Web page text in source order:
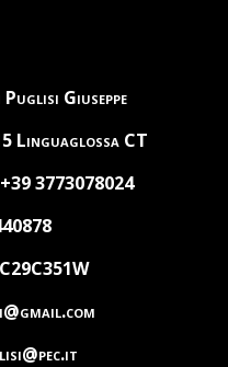
Giuseppe
Linguaglossa CT
3773078024